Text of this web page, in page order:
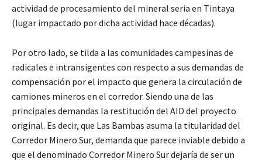
actividad de procesamiento del mineral seria en Tintaya
(lugar impactado por dicha actividad hace décadas).
Por otro lado, se tilda a las comunidades campesinas de
radicales e intransigentes con respecto a sus demandas de
compensación por el impacto que genera la circulación de
camiones mineros en el corredor. Siendo una de las
principales demandas la restitución del AID del proyecto
original. Es decir, que Las Bambas asuma la titularidad del
Corredor Minero Sur, demanda que parece inviable debido a
que el denominado Corredor Minero Sur dejaría de ser un